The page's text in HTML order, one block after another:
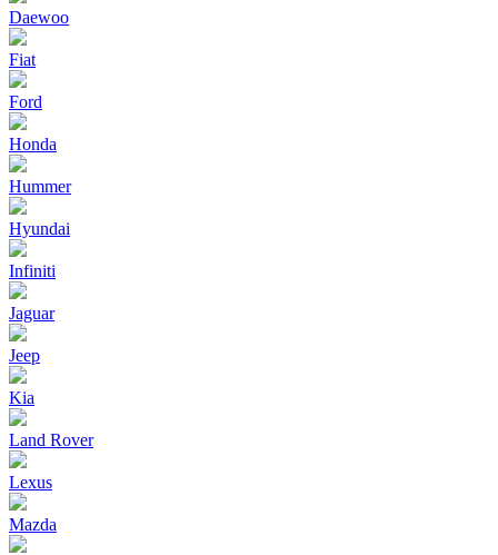
Daewoo
Fiat
Ford
Honda
Hummer
Hyundai
Infiniti
Jaguar
Jeep
Kia
Land Rover
Lexus
Mazda